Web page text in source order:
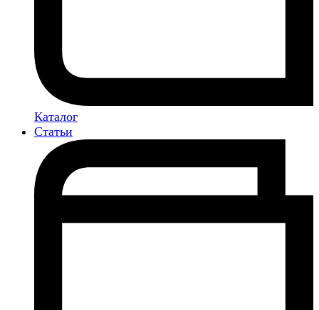
Каталог
Статьи